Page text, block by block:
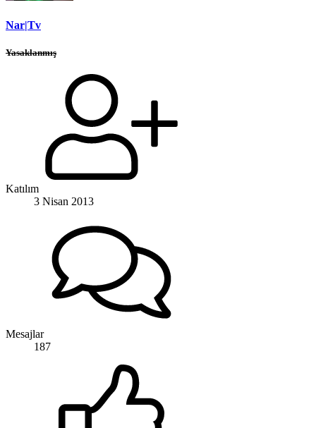
Nar|Tv
Yasaklanmış
Katılım
3 Nisan 2013
Mesajlar
187